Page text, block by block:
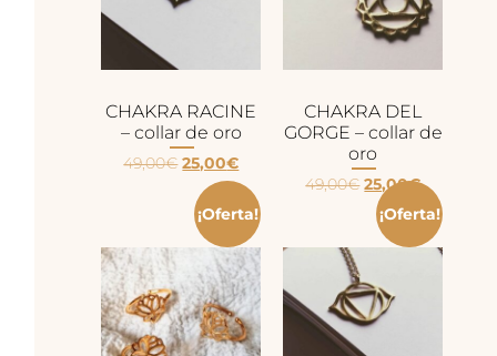
CHAKRA RACINE
– collar de oro
49,00€ 25,00€
CHAKRA DEL
GORGE – collar de
oro
49,00€ 25,00€
¡Oferta!
¡Oferta!